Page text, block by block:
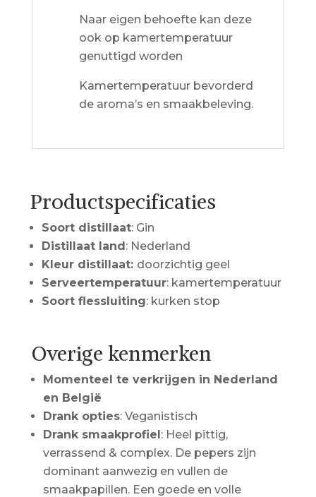
Naar eigen behoefte kan deze
ook op kamertemperatuur
genuttigd worden
Kamertemperatuur bevorderd
de aroma’s en smaakbeleving.
Productspecificaties
Soort distillaat: Gin
Distillaat land: Nederland
Kleur distillaat: doorzichtig geel
Serveertemperatuur: kamertemperatuur
Soort flessluiting: kurken stop
Overige kenmerken
Momenteel te verkrijgen in Nederland
en België
Drank opties: Veganistisch
Drank smaakprofiel: Heel pittig,
verrassend & complex. De pepers zijn
dominant aanwezig en vullen de
smaakpapillen. Een goede en volle